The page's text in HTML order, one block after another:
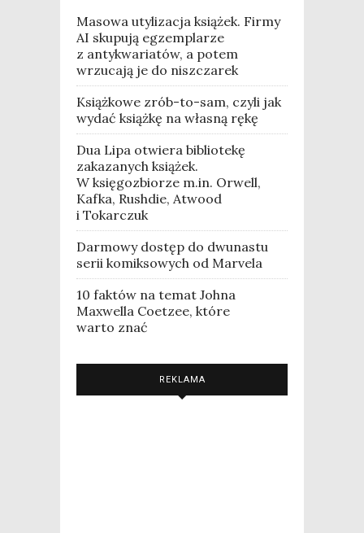
Masowa utylizacja książek. Firmy
AI skupują egzemplarze
z antykwariatów, a potem
wrzucają je do niszczarek
Książkowe zrób-to-sam, czyli jak
wydać książkę na własną rękę
Dua Lipa otwiera bibliotekę
zakazanych książek.
W księgozbiorze m.in. Orwell,
Kafka, Rushdie, Atwood
i Tokarczuk
Darmowy dostęp do dwunastu
serii komiksowych od Marvela
10 faktów na temat Johna
Maxwella Coetzee, które
warto znać
REKLAMA